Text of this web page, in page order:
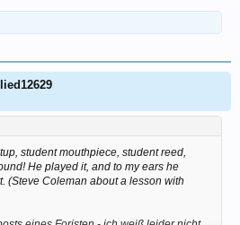
student mouthpiece, student reed,
He played it, and to my ears he
(Steve Coleman about a lesson with